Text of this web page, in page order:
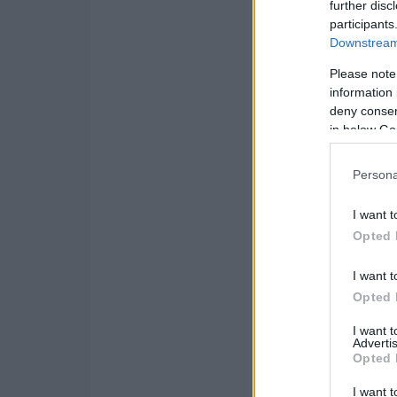
further
Please
information
deny
in below
I want
Opted
I want
Opted
I want
Opted
I want